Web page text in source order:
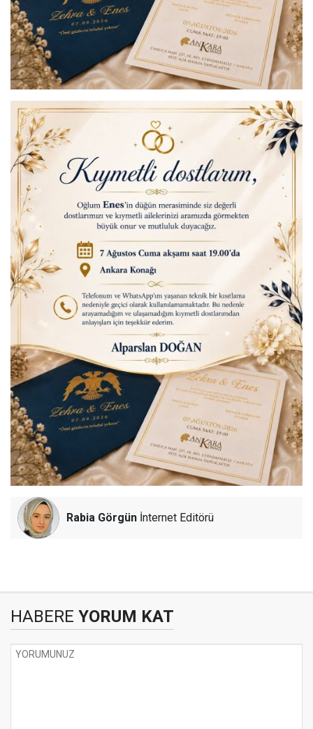
Rabia Görgün İnternet Editörü
HABERE YORUM KAT